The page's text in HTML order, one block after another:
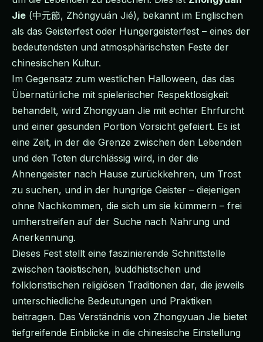
Jie (中元節, Zhōngyuán Jié), bekannt im Englischen
als das Geisterfest oder Hungergeisterfest – eines der
bedeutendsten und atmosphärischsten Feste der
chinesischen Kultur.
Im Gegensatz zum westlichen Halloween, das das
Übernatürliche mit spielerischer Respektlosigkeit
behandelt, wird Zhongyuan Jie mit echter Ehrfurcht
und einer gesunden Portion Vorsicht gefeiert. Es ist
eine Zeit, in der die Grenze zwischen den Lebenden
und den Toten durchlässig wird, in der die
Ahnengeister nach Hause zurückkehren, um Trost
zu suchen, und in der hungrige Geister – diejenigen
ohne Nachkommen, die sich um sie kümmern – frei
umherstreifen auf der Suche nach Nahrung und
Anerkennung.
Dieses Fest stellt eine faszinierende Schnittstelle
zwischen taoistischen, buddhistischen und
folkloristischen religiösen Traditionen dar, die jeweils
unterschiedliche Bedeutungen und Praktiken
beitragen. Das Verständnis von Zhongyuan Jie bietet
tiefgreifende Einblicke in die chinesische Einstellung